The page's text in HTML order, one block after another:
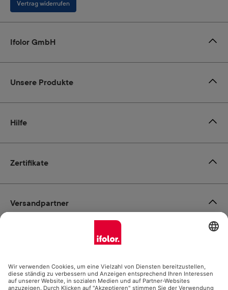
Zertifikate
Vertrag widerrufen
Ifolor GmbH
Unsere Produkte
Hilfe
Zahlungsmöglichkeiten
Social Media
Versandpartner